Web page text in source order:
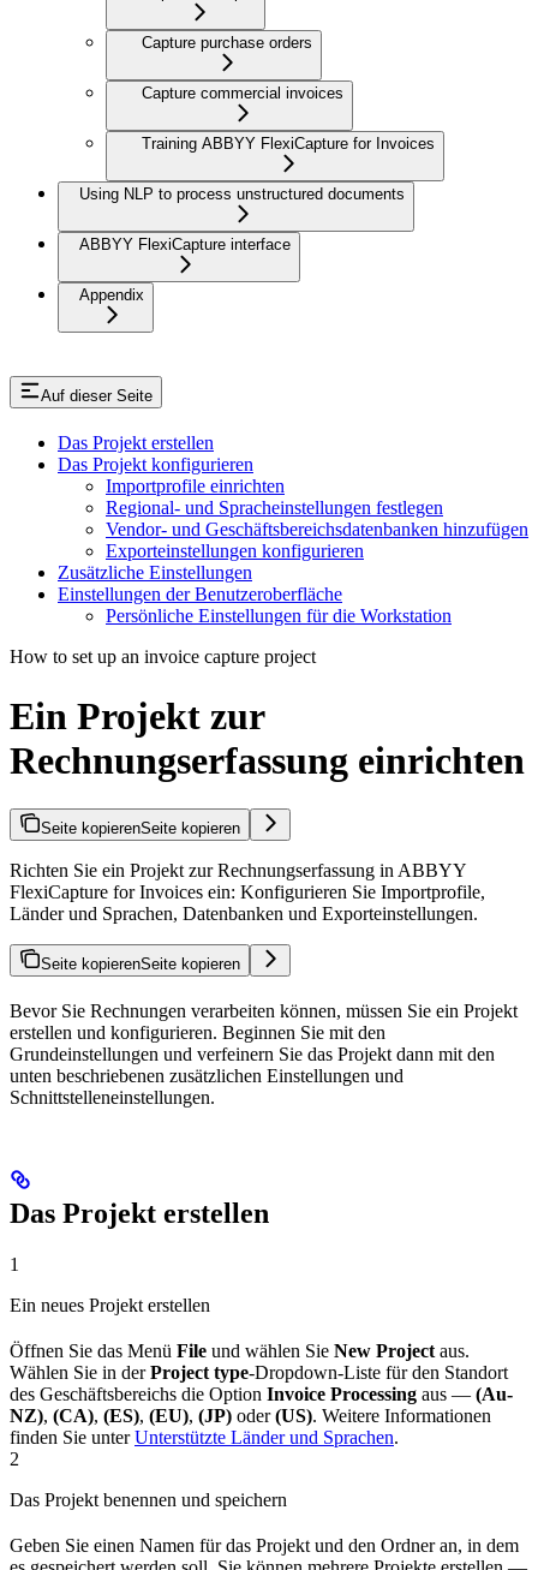
Capture purchase orders
Capture commercial invoices
Training ABBYY FlexiCapture for Invoices
Using NLP to process unstructured documents
ABBYY FlexiCapture interface
Appendix
Auf dieser Seite
Das Projekt erstellen
Das Projekt konfigurieren
Importprofile einrichten
Regional- und Spracheinstellungen festlegen
Vendor- und Geschäftsbereichsdatenbanken hinzufügen
Exporteinstellungen konfigurieren
Zusätzliche Einstellungen
Einstellungen der Benutzeroberfläche
Persönliche Einstellungen für die Workstation
How to set up an invoice capture project
Ein Projekt zur
Rechnungserfassung einrichten
Seite kopierenSeite kopieren
Richten Sie ein Projekt zur Rechnungserfassung in ABBYY
FlexiCapture for Invoices ein: Konfigurieren Sie Importprofile,
Länder und Sprachen, Datenbanken und Exporteinstellungen.
Seite kopierenSeite kopieren
Bevor Sie Rechnungen verarbeiten können, müssen Sie ein Projekt
erstellen und konfigurieren. Beginnen Sie mit den
Grundeinstellungen und verfeinern Sie das Projekt dann mit den
unten beschriebenen zusätzlichen Einstellungen und
Schnittstelleneinstellungen.
Das Projekt erstellen
1
Ein neues Projekt erstellen
Öffnen Sie das Menü File und wählen Sie New Project aus.
Wählen Sie in derProject type-Dropdown-Liste für den Standort
des Geschäftsbereichs die Option Invoice Processing aus — (Au-
NZ), (CA), (ES), (EU), (JP) oder(US). Weitere Informationen
finden Sie unterUnterstützte Länder und Sprachen.
2
Das Projekt benennen und speichern
Geben Sie einen Namen für das Projekt und den Ordner an, in dem